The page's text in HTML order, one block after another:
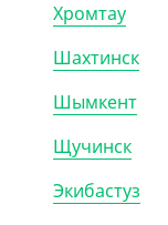
Хромтау
Шахтинск
Шымкент
Щучинск
Экибастуз